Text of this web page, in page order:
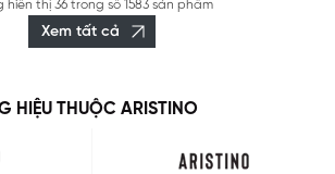
hiển thị 36 trong số 1583 sản phẩm
Xem tất cả
HIỆU THUỘC ARISTINO